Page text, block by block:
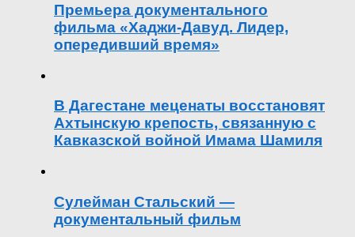
Премьера документального
фильма «Хаджи-Давуд. Лидер,
опередивший время»
В Дагестане меценаты восстановят
Ахтынскую крепость, связанную с
Кавказской войной Имама Шамиля
Сулейман Стальский —
документальный фильм